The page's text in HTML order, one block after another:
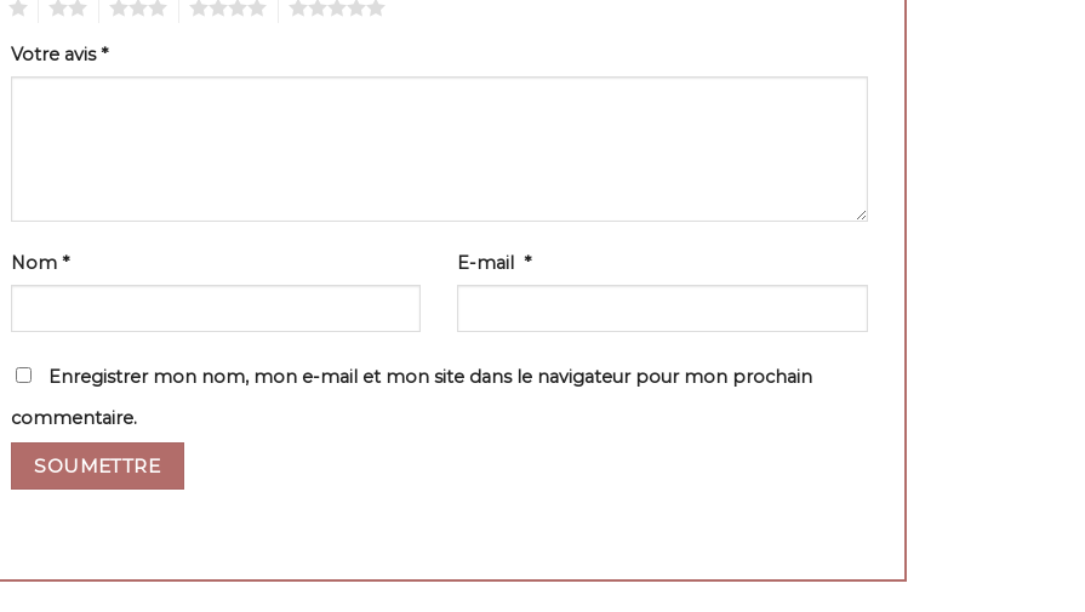
Votre avis*
Nom * E-mail*
Enregistrer mon nom, mon e-mail et mon site dans le navigateur pour mon prochain
commentaire.